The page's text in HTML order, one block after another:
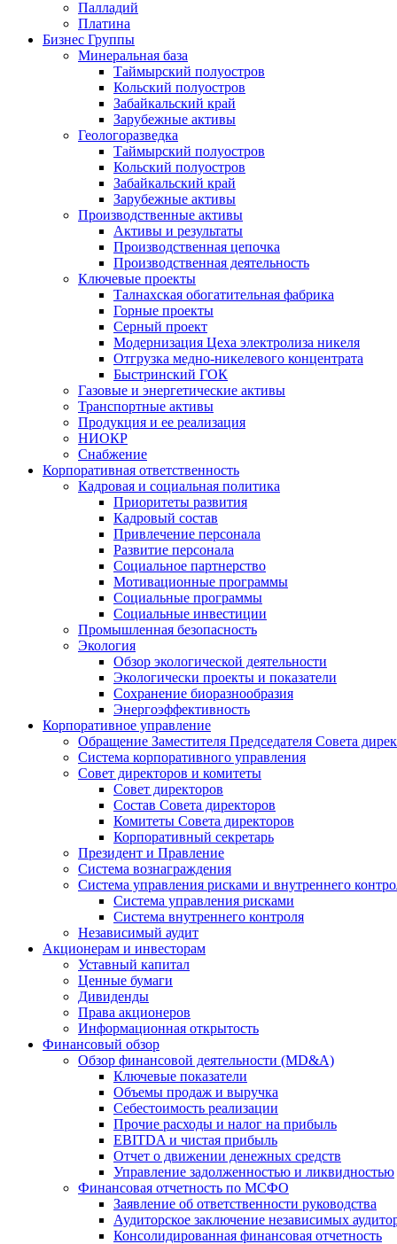
Палладий
Платина
Бизнес Группы
Минеральная база
Таймырский полуостров
Кольский полуостров
Забайкальский край
Зарубежные активы
Геологоразведка
Таймырский полуостров
Кольский полуостров
Забайкальский край
Зарубежные активы
Производственные активы
Активы и результаты
Производственная цепочка
Производственная деятельность
Ключевые проекты
Талнахская обогатительная фабрика
Горные проекты
Серный проект
Модернизация Цеха электролиза никеля
Отгрузка медно-никелевого концентрата
Быстринский ГОК
Газовые и энергетические активы
Транспортные активы
Продукция и ее реализация
НИОКР
Снабжение
Корпоративная ответственность
Кадровая и социальная политика
Приоритеты развития
Кадровый состав
Привлечение персонала
Развитие персонала
Социальное партнерство
Мотивационные программы
Социальные программы
Социальные инвестиции
Промышленная безопасность
Экология
Обзор экологической деятельности
Экологически проекты и показатели
Сохранение биоразнообразия
Энергоэффективность
Корпоративное управление
Обращение Заместителя Председателя Совета
Система корпоративного управления
Совет директоров и комитеты
Совет директоров
Состав Совета директоров
Комитеты Совета директоров
Корпоративный секретарь
Президент и Правление
Система вознаграждения
Система управления рисками и внутреннего
Система управления рисками
Система внутреннего контроля
Независимый аудит
Акционерам и инвесторам
Уставный капитал
Ценные бумаги
Дивиденды
Права акционеров
Информационная открытость
Финансовый обзор
Обзор финансовой деятельности (MD&A)
Ключевые показатели
Объемы продаж и выручка
Себестоимость реализации
Прочие расходы и налог на прибыль
EBITDA и чистая прибыль
Отчет о движении денежных средств
Управление задолженностью и ликвидностью
Финансовая отчетность по МСФО
Заявление об ответственности руководства
Аудиторское заключение независимых
Консолидированная финансовая отчетность